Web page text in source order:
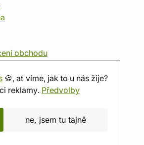
🍪, ať víme, jak to u nás žije?
reklamy. Předvolby
ne, jsem tu tajně
obchodu